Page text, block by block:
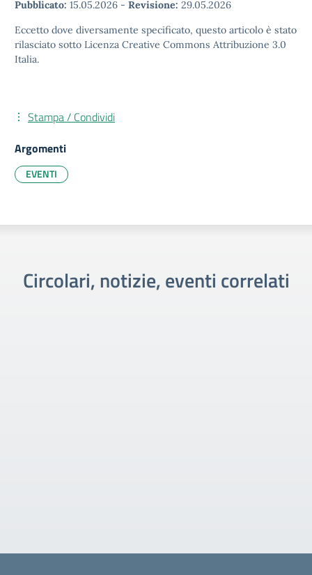
Pubblicato: 15.05.2026 - Revisione: 29.05.2026
Eccetto dove diversamente specificato, questo articolo è stato
rilasciato sotto Licenza Creative Commons Attribuzione 3.0
Italia.
Stampa / Condividi
Argomenti
EVENTI
Circolari, notizie, eventi correlati